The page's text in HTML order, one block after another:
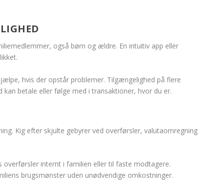
også børn og ældre. En intuitiv app eller
hvis der opstår problemer. Tilgængelighed på flere
betale eller følge med i transaktioner, hvor du er.
Kig efter skjulte gebyrer ved overførsler, valutaomregning
overførsler internt i familien eller til faste modtagere.
brugsmønster uden unødvendige omkostninger.